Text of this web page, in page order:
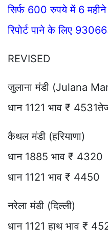
सिर्फ 600 रुपये में 6
रिपोर्ट पाने के लिए
REVISED
जुलाना मंडी (Julana
धान 1121 भाव ₹
कैथल मंडी (हरियाणा)
धान 1885 भाव ₹ 4320
धान 1121 भाव ₹ 4450
नरेला मंडी (दिल्ली)
धान 1121 हाथ भाव ₹